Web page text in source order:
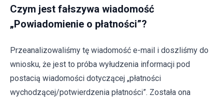
Czym jest fałszywa wiadomość
„Powiadomienie o płatności”?
Przeanalizowaliśmy tę wiadomość e-mail i doszliśmy do
wniosku, że jest to próba wyłudzenia informacji pod
postacią wiadomości dotyczącej „płatności
wychodzącej/potwierdzenia płatności”. Została ona